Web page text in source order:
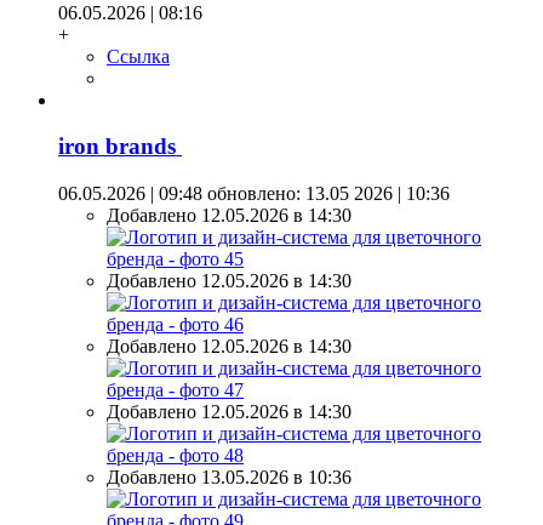
06.05.2026 | 08:16
+
Ссылка
iron brands
06.05.2026 | 09:48 обновлено: 13.05 2026 | 10:36
Добавлено 12.05.2026 в 14:30
Добавлено 12.05.2026 в 14:30
Добавлено 12.05.2026 в 14:30
Добавлено 12.05.2026 в 14:30
Добавлено 13.05.2026 в 10:36